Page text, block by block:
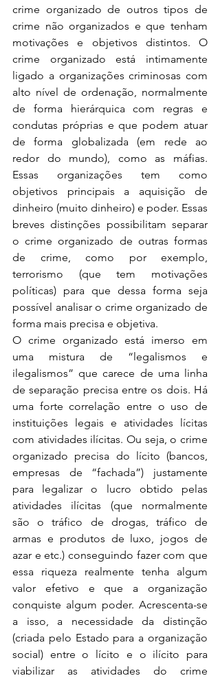
crime organizado de outros tipos de
crime não organizados e que tenham
motivações e objetivos distintos. O
crime organizado está intimamente
ligado a organizações criminosas com
alto nível de ordenação, normalmente
de forma hierárquica com regras e
condutas próprias e que podem atuar
de forma globalizada (em rede ao
redor do mundo), como as máfias.
Essas organizações tem como
objetivos principais a aquisição de
dinheiro (muito dinheiro) e poder. Essas
breves distinções possibilitam separar
o crime organizado de outras formas
de crime, como por exemplo,
terrorismo (que tem motivações
políticas) para que dessa forma seja
possível analisar o crime organizado de
forma mais precisa e objetiva.
O crime organizado está imerso em
uma mistura de “legalismos e
ilegalismos” que carece de uma linha
de separação precisa entre os dois. Há
uma forte correlação entre o uso de
instituições legais e atividades lícitas
com atividades ilícitas. Ou seja, o crime
organizado precisa do lícito (bancos,
empresas de “fachada”) justamente
para legalizar o lucro obtido pelas
atividades ilícitas (que normalmente
são o tráfico de drogas, tráfico de
armas e produtos de luxo, jogos de
azar e etc.) conseguindo fazer com que
essa riqueza realmente tenha algum
valor efetivo e que a organização
conquiste algum poder. Acrescenta-se
a isso, a necessidade da distinção
(criada pelo Estado para a organização
social) entre o lícito e o ilícito para
viabilizar as atividades do crime